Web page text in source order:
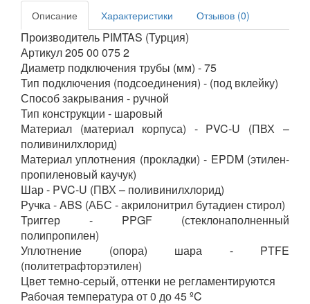
Описание Характеристики Отзывов (0)
Производитель PIMTAS (Турция)
Артикул 205 00 075 2
Диаметр подключения трубы (мм) - 75
Тип подключения (подсоединения) - (под вклейку)
Способ закрывания - ручной
Тип конструкции - шаровый
Материал (материал корпуса) - PVC-U (ПВХ –
поливинилхлорид)
Материал уплотнения (прокладки) - EPDM (этилен-
пропиленовый каучук)
Шар - PVC-U (ПВХ – поливинилхлорид)
Ручка - ABS (АБС - акрилонитрил бутадиен стирол)
Триггер - PPGF (стеклонаполненный
полипропилен)
Уплотнение (опора) шара - PTFE
(политетрафторэтилен)
Цвет темно-серый, оттенки не регламентируются
Рабочая температура от 0 до 45 ºC